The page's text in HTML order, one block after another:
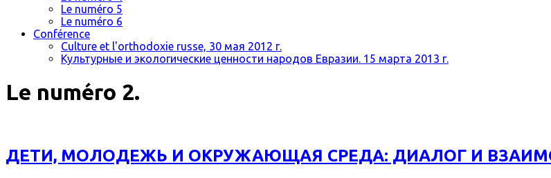
Le numéro 5
Le numéro 6
Conférence
Culture et l'orthodoxie russe, 30 мая 2012 г.
Культурные и экологические ценности народов Евразии. 15 марта 2013 г.
Le numéro 2.
ДЕТИ, МОЛОДЕЖЬ И ОКРУЖАЮЩАЯ СРЕДА: ДИАЛОГ И